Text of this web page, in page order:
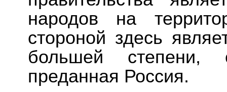
народов на
стороной здесь
большей степени,
преданная Россия.